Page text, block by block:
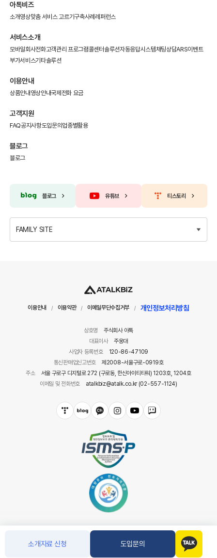
소개자료 신청 도입문의
아톡비즈
소개영상맞춤 서비스 고르기구축사례 레퍼런스
서비스소개
모바일회사전화고객관리 프로그램콜센터솔루션자동응답시스템채팅상담ARS이벤트
부가서비스기타솔루션
이용안내
상품안내 영상안내국제전화 요금
고객지원
FAQ공지사항도입문의 업종별활용
블로그
블로그
블로그 유튜브 티스토리
FAMILY SITE
이용안내 / 이용약관 / 이메일무단수집거부 / 개인정보처리방침
상호명
주식회사 아톡
대표이사
주웅대
사업자 등록번호
120-86-47109
통신판매업신고번호
제2008-서울구로-0919호
주소
서울 구로구 디지털로 272 (구로동, 한신아이티타워) 1203호, 1204호
이메일 및 전화번호
atalkbiz@atalk.co.kr (02-557-1124)
COPYRIGHT(C) 아톡. CO.LTD ALL RIGHT RESERVED.